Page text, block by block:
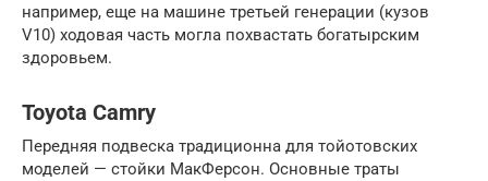
например, еще на машине третьей генерации (кузов
V10) ходовая часть могла похвастать богатырским
здоровьем.
Toyota Camry
Передняя подвеска традиционна для тойотовских
моделей — стойки МакФерсон. Основные траты